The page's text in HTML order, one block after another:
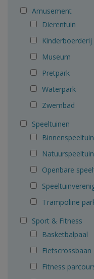
Amusement
Dierentuin
Kinderboerderij
Museum
Pretpark
Waterpark
Zwembad
Speeltuinen
Binnenspeeltuin
Natuurspeeltuin
Openbare
Trampoline
Sport & Fitness
Basketbalpaal
Fietscrossbaan
Fitness